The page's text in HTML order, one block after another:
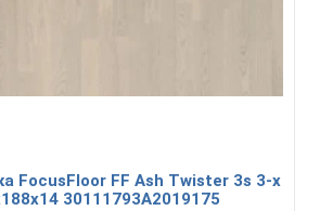
FocusFloor FF Ash Twister 3s 3-х
30111793А2019175